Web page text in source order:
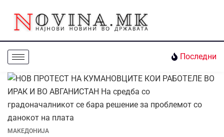
Последни
МАКЕДОНИЈА